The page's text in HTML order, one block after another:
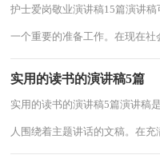
护士爱岗敬业演讲稿15篇演讲
一个重要的准备工作。在现在
实用的读书的演讲稿5篇
实用的读书的演讲稿5篇演讲稿
人围绕着主题讲话的文稿。在